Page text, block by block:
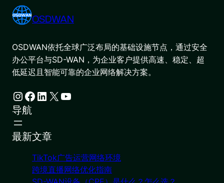
OSDWAN
OSDWAN依托全球广泛布局的基础设施节点，通过安全
办公平台与SD-WAN，为企业客户提供高速、稳定、超
低延迟且智能可靠的企业网络解决方案。
Instagram Facebook LinkedIn X YouTube
导航
最新文章
TikTok广告运营网络环境
跨境直播网络优化指南